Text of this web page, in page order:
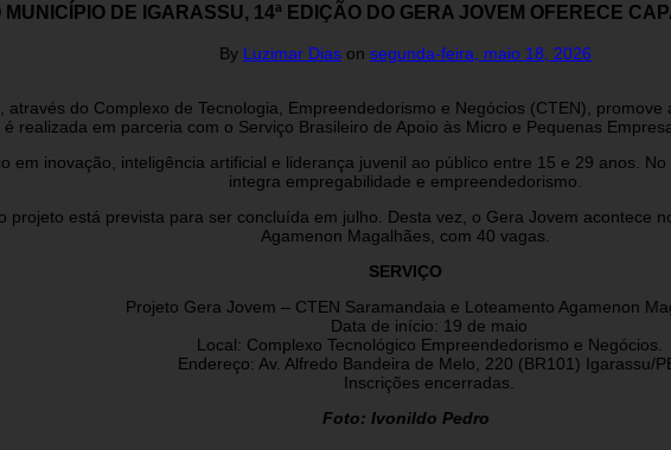
MUNICÍPIO DE IGARASSU, 14ª EDIÇÃO DO GERA JOVEM OFERECE
By Luzimar Dias on segunda-feira, maio 18, 2026
do Complexo de Tecnologia, Empreendedorismo e Negócios (CTEN),
é realizada em parceria com o Serviço Brasileiro de Apoio às Micro e Pequenas
em inovação, inteligência artificial e liderança juvenil ao público entre 15 e 29 anos.
integra empregabilidade e empreendedorismo.
projeto está prevista para ser concluída em julho. Desta vez, o Gera Jovem acontece
Agamenon Magalhães, com 40 vagas.
SERVIÇO
Projeto Gera Jovem – CTEN Saramandaia e Loteamento Agamenon
Data de início: 19 de maio
Local: Complexo Tecnológico Empreendedorismo e Negócios.
Endereço: Av. Alfredo Bandeira de Melo, 220 (BR101) Igarassu/
Inscrições encerradas.
Foto: Ivonildo Pedro